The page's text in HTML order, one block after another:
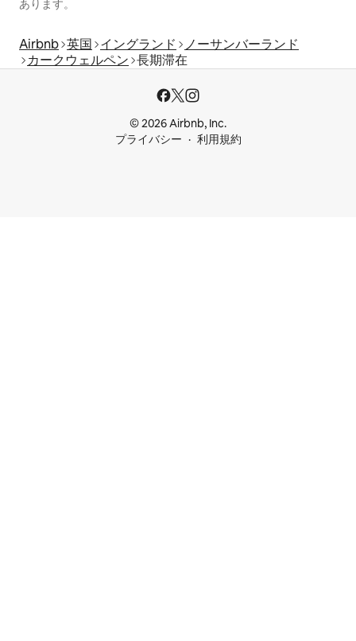
あります。
Airbnb 英国 イングランド
ノーサンバーランド
カークウェルペン 長期滞在
© 2026 Airbnb, Inc.
プライバシー
利用規約